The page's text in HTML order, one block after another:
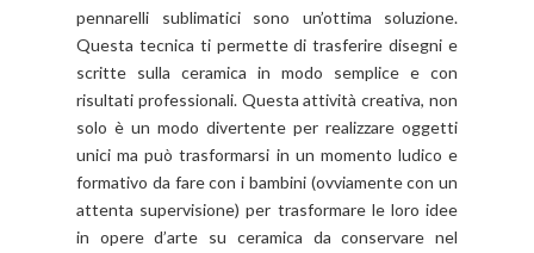
pennarelli sublimatici sono un’ottima soluzione.
Questa tecnica ti permette di trasferire disegni e
scritte sulla ceramica in modo semplice e con
risultati professionali. Questa attività creativa, non
solo è un modo divertente per realizzare oggetti
unici ma può trasformarsi in un momento ludico e
formativo da fare con i bambini (ovviamente con un
attenta supervisione) per trasformare le loro idee
in opere d’arte su ceramica da conservare nel